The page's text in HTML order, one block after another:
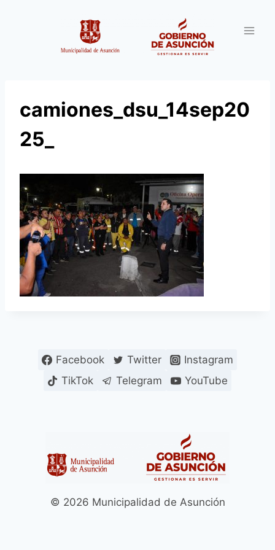
camiones_dsu_14sep20
25_
Facebook Twitter
Instagram
TikTok
Telegram YouTube
© 2026 Municipalidad de Asunción